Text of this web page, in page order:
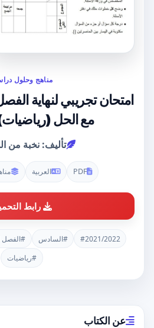
مناهج وحلول
امتحان تجريبي لنهاية
مع الحل
تأليف: نخبة من
PDF العربية
رابط
#2021/2022 #السادس #الفصل
#رياضيات
عن الكتاب